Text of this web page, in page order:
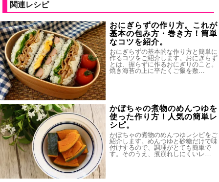
関連レシピ
おにぎらずの作り方。これが
基本の包み方・巻き方！簡単
なコツを紹介。
おにぎらずの基本的な作り方と簡単に
作るコツをご紹介します。おにぎらず
とは、握らずに作るおにぎりのこと。
焼き海苔の上に平たくご飯を敷…
かぼちゃの煮物のめんつゆを
使った作り方！人気の簡単レ
シピ。
かぼちゃの煮物のめんつゆレシピをご
紹介します。めんつゆと砂糖だけで味
付けするので、調理がとても簡単で
す。そのうえ、煮崩れしにくいレ…